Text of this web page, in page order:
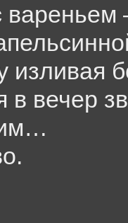
вареньем
изливая
в вечер